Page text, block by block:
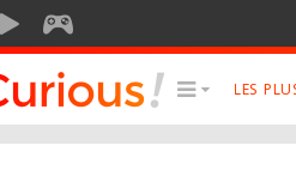
SOOCURIOUSSOOMOTION
LES